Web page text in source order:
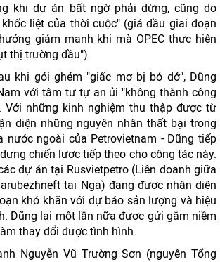
khi dự án bất ngờ phải dừng, cũng do
liệt của thời cuộc" (giá dầu giai đoạn
giảm mạnh khi mà OPEC thực hiện
thị trường dầu").
khi gói ghém "giấc mơ bị bỏ dở", Dũng
với tâm tư tự an ủi "không thành công
Với những kinh nghiệm thu thập được từ
diện những nguyên nhân thất bại trong
nước ngoài của Petrovietnam - Dũng tiếp
chiến lược tiếp theo cho công tác này.
dự án tại Rusvietpetro (Liên doanh giữa
tại Nga) đang được nhận diện
khó khăn với dự báo sản lượng và hiệu
Dũng lại một lần nữa được gửi gắm niềm
thay đổi được tình hình.
Nguyễn Vũ Trường Sơn (nguyên Tổng